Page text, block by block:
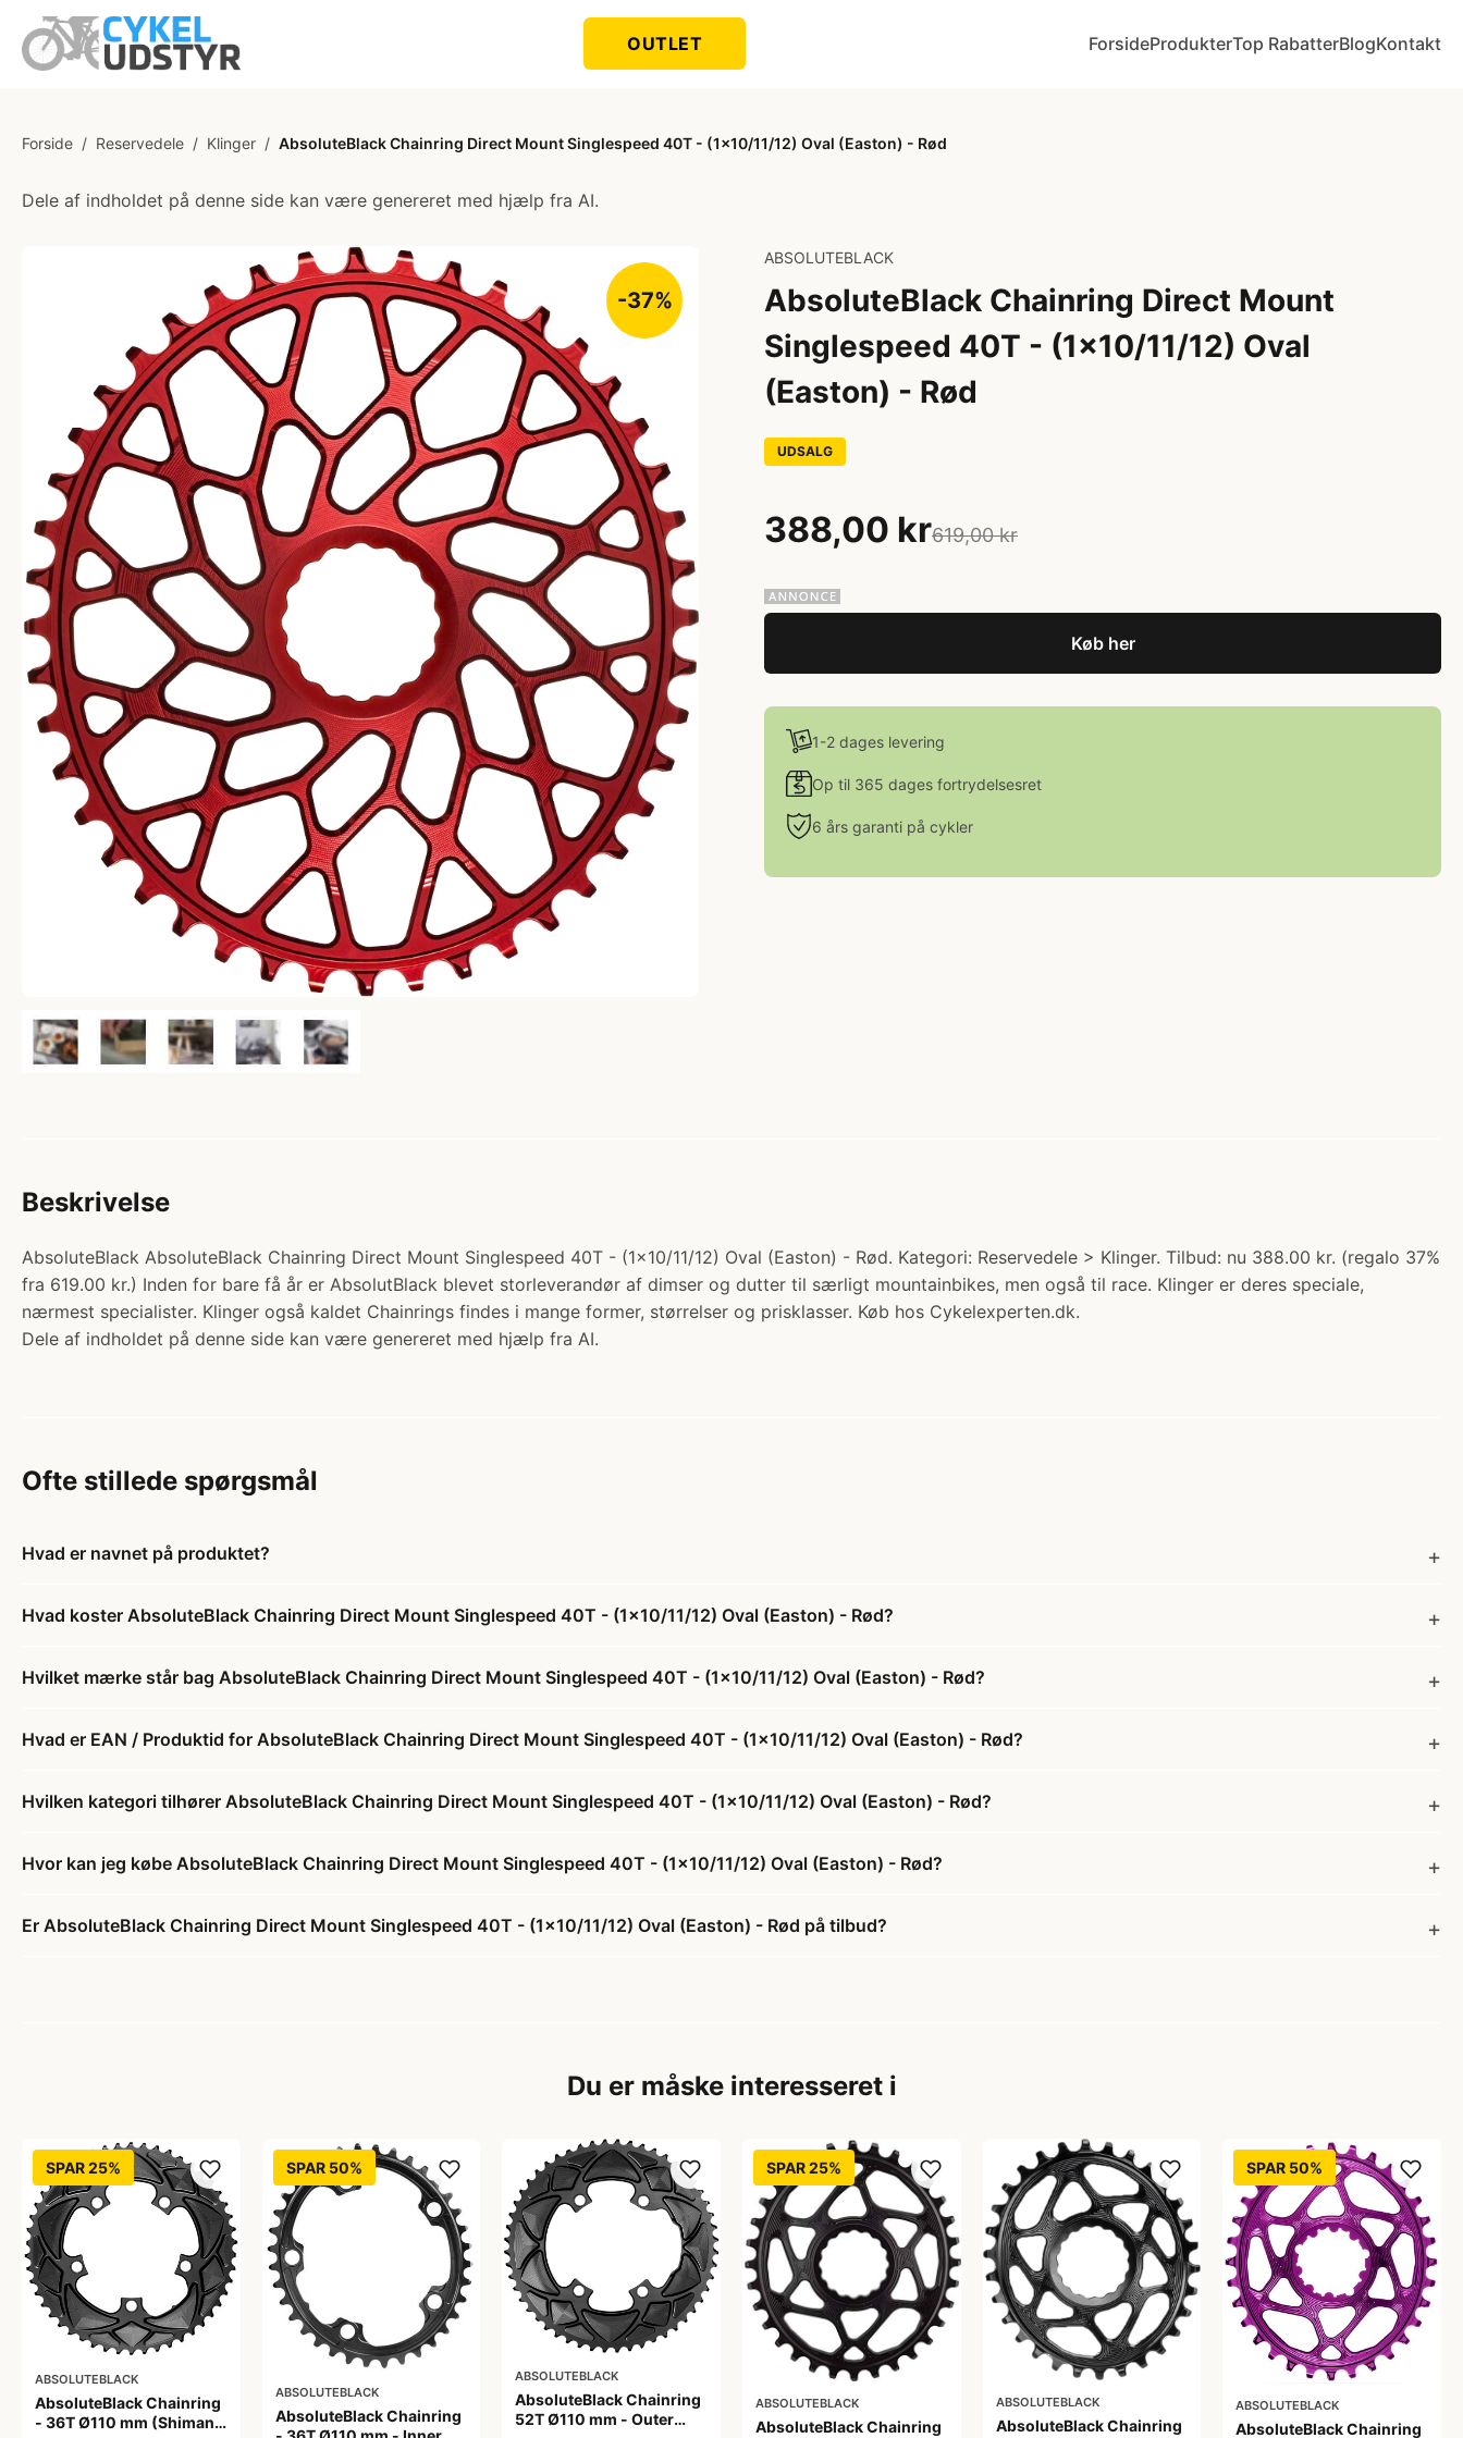
OUTLET ForsideProdukterTop RabatterBlogKontakt
Forside / Reservedele / Klinger / AbsoluteBlack Chainring Direct Mount Singlespeed 40T - (1x10/11/12) Oval (Easton) - Rød
Dele af indholdet på denne side kan være genereret med hjælp fra AI.
-37%
ABSOLUTEBLACK
AbsoluteBlack Chainring Direct Mount
Singlespeed 40T - (1x10/11/12) Oval
(Easton) - Rød
UDSALG
388,00 kr619,00 kr
Køb her
1-2 dages levering
Op til 365 dages fortrydelsesret
6 års garanti på cykler
Beskrivelse
AbsoluteBlack AbsoluteBlack Chainring Direct Mount Singlespeed 40T - (1x10/11/12) Oval (Easton) - Rød. Kategori: Reservedele > Klinger. Tilbud: nu 388.00 kr. (regalo 37%
fra 619.00 kr.) Inden for bare få år er AbsolutBlack blevet storleverandør af dimser og dutter til særligt mountainbikes, men også til race. Klinger er deres speciale,
nærmest specialister. Klinger også kaldet Chainrings findes i mange former, størrelser og prisklasser. Køb hos Cykelexperten.dk.
Dele af indholdet på denne side kan være genereret med hjælp fra AI.
Ofte stillede spørgsmål
Hvad er navnet på produktet?
Hvad koster AbsoluteBlack Chainring Direct Mount Singlespeed 40T - (1x10/11/12) Oval (Easton) - Rød?
Hvilket mærke står bag AbsoluteBlack Chainring Direct Mount Singlespeed 40T - (1x10/11/12) Oval (Easton) - Rød?
Hvad er EAN / Produktid for AbsoluteBlack Chainring Direct Mount Singlespeed 40T - (1x10/11/12) Oval (Easton) - Rød?
Hvilken kategori tilhører AbsoluteBlack Chainring Direct Mount Singlespeed 40T - (1x10/11/12) Oval (Easton) - Rød?
Hvor kan jeg købe AbsoluteBlack Chainring Direct Mount Singlespeed 40T - (1x10/11/12) Oval (Easton) - Rød?
Er AbsoluteBlack Chainring Direct Mount Singlespeed 40T - (1x10/11/12) Oval (Easton) - Rød på tilbud?
Du er måske interesseret i
SPAR 25%
ABSOLUTEBLACK
AbsoluteBlack Chainring
- 36T Ø110 mm (Shimano
SPAR 50%
ABSOLUTEBLACK
AbsoluteBlack Chainring
ABSOLUTEBLACK
AbsoluteBlack Chainring
52T Ø110 mm - Outer
SPAR 25%
ABSOLUTEBLACK
AbsoluteBlack Chainring
ABSOLUTEBLACK
AbsoluteBlack Chainring
SPAR 50%
ABSOLUTEBLACK
AbsoluteBlack Chainring